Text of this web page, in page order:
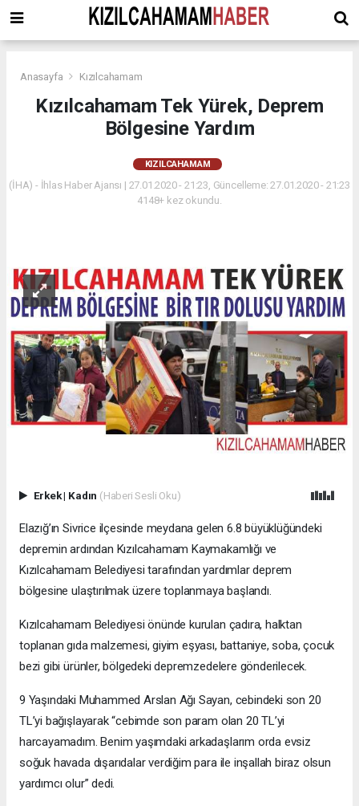
Anasayfa Kızılcahamam
Kızılcahamam Tek Yürek, Deprem
Bölgesine Yardım
KIZILCAHAMAM
(İHA) - İhlas Haber Ajansı | 27.01.2020 - 21:23, Güncelleme: 27.01.2020 - 21:23
4148+ kez okundu.
Erkek| Kadın (Haberi Sesli Oku)
Elazığ’ın Sivrice ilçesinde meydana gelen 6.8 büyüklüğündeki
depremin ardından Kızılcahamam Kaymakamlığı ve
Kızılcahamam Belediyesi tarafından yardımlar deprem
bölgesine ulaştırılmak üzere toplanmaya başlandı.
Kızılcahamam Belediyesi önünde kurulan çadıra, halktan
toplanan gıda malzemesi, giyim eşyası, battaniye, soba, çocuk
bezi gibi ürünler, bölgedeki depremzedelere gönderilecek.
9 Yaşındaki Muhammed Arslan Ağı Sayan, cebindeki son 20
TL’yi bağışlayarak “cebimde son param olan 20 TL’yi
harcayamadım. Benim yaşımdaki arkadaşlarım orda evsiz
soğuk havada dışarıdalar verdiğim para ile inşallah biraz olsun
yardımcı olur” dedi.